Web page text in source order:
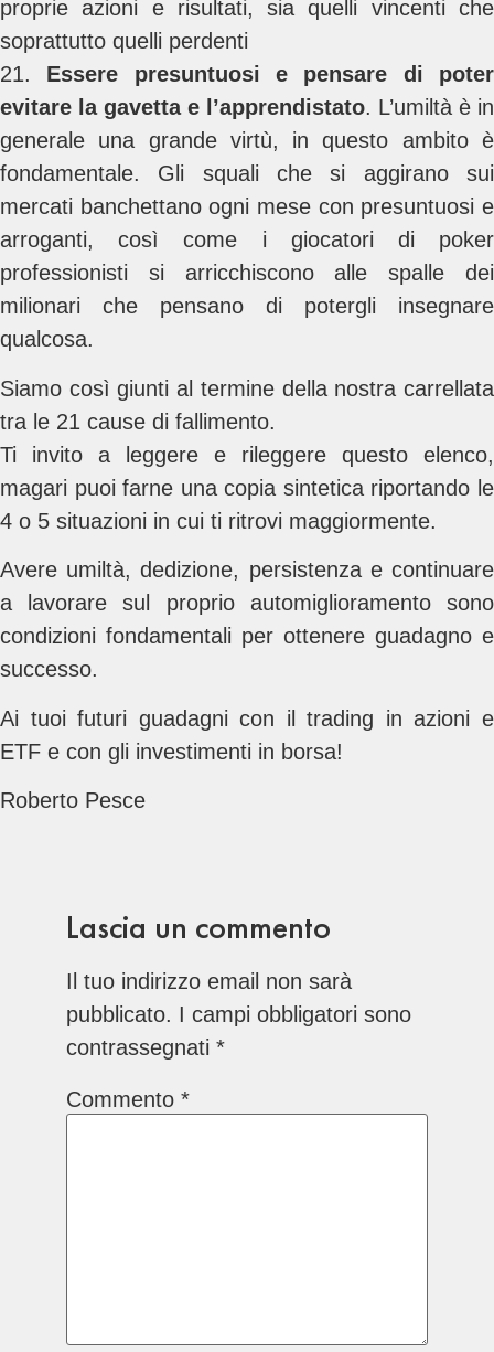
proprie azioni e risultati, sia quelli vincenti che
soprattutto quelli perdenti
21. Essere presuntuosi e pensare di poter
evitare la gavetta e l’apprendistato. L’umiltà è in
generale una grande virtù, in questo ambito è
fondamentale. Gli squali che si aggirano sui
mercati banchettano ogni mese con presuntuosi e
arroganti, così come i giocatori di poker
professionisti si arricchiscono alle spalle dei
milionari che pensano di potergli insegnare
qualcosa.
Siamo così giunti al termine della nostra carrellata
tra le 21 cause di fallimento.
Ti invito a leggere e rileggere questo elenco,
magari puoi farne una copia sintetica riportando le
4 o 5 situazioni in cui ti ritrovi maggiormente.
Avere umiltà, dedizione, persistenza e continuare
a lavorare sul proprio automiglioramento sono
condizioni fondamentali per ottenere guadagno e
successo.
Ai tuoi futuri guadagni con il trading in azioni e
ETF e con gli investimenti in borsa!
Roberto Pesce
Lascia un commento
Il tuo indirizzo email non sarà
pubblicato. I campi obbligatori sono
contrassegnati *
Commento *